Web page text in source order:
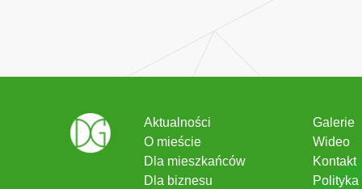
Aktualności
O mieście
Dla mieszkańców
Dla biznesu
Galerie
Wideo
Kontakt